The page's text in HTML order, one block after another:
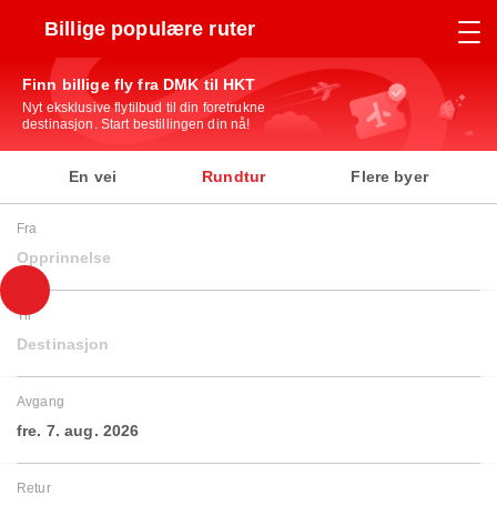
Billige populære ruter
Finn billige fly fra DMK til HKT
Nyt eksklusive flytilbud til din foretrukne
destinasjon. Start bestillingen din nå!
En vei Rundtur Flere byer
Fra
Opprinnelse
Til
Destinasjon
Avgang
fre. 7. aug. 2026
Retur